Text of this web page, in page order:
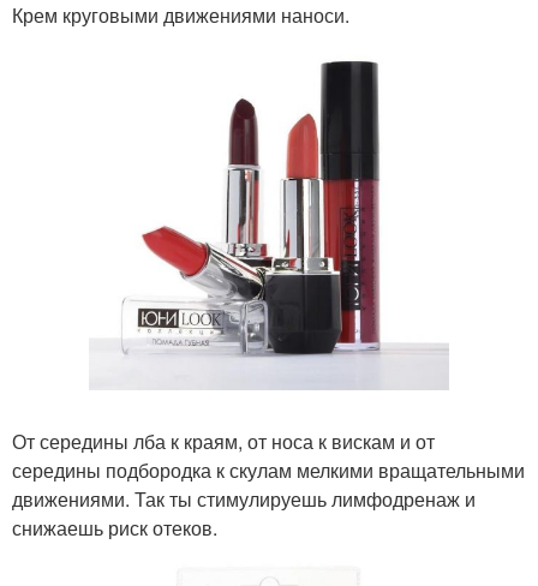
Крем круговыми движениями наноси.
От середины лба к краям, от носа к вискам и от
середины подбородка к скулам мелкими вращательными
движениями. Так ты стимулируешь лимфодренаж и
снижаешь риск отеков.